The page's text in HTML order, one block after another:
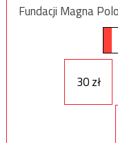
Fundacji Magna
30 zł